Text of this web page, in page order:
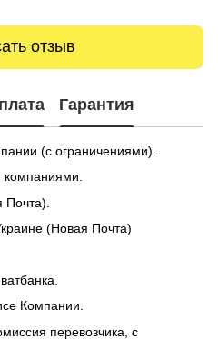
отзыв
Гарантия
(с ограничениями).
компаниями.
Почта).
(Новая Почта)
Компании.
перевозчика, с